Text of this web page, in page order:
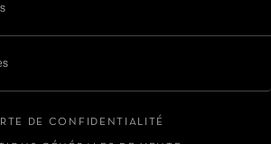
DE CONFIDENTIALITÉ